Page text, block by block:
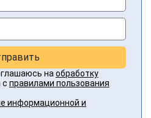
на обработку
с правилами пользования
информационной и